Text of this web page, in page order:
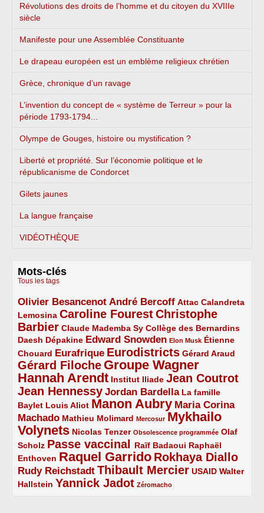
Révolutions des droits de l’homme et du citoyen du XVIIIe
siècle
Manifeste pour une Assemblée Constituante
Le drapeau européen est un emblème religieux chrétien
Grèce, chronique d’un ravage
L’invention du concept de « système de Terreur » pour la
période 1793-1794...
Olympe de Gouges, histoire ou mystification ?
Liberté et propriété. Sur l’économie politique et le
républicanisme de Condorcet
Gilets jaunes
La langue française
VIDÉOTHÈQUE
Mots-clés
Tous les tags
Olivier Besancenot
3/5 André Bercoff
3/5 Attac
2/5
Calandreta
Lemosina
2/5 Caroline Fourest
4/5
Christophe
Barbier
4/5 Claude Mademba Sy
2/5 Collège des Bernardins
2/5
Daesh
2/5 Dépakine
2/5 Edward Snowden
3/5 Elon Musk
1/5
Étienne
Chouard
2/5 Eurafrique
3/5 Eurodistricts
4/5 Gérard Araud
2/5
Gérard Filoche
4/5 Groupe Wagner
5/5
Hannah Arendt
5/5 Institut Iliade
2/5 Jean Coutrot
4/5
Jean Hennessy
4/5 Jordan Bardella
3/5
La famille
Baylet
2/5 Louis Aliot
2/5 Manon Aubry
5/5
Maria Corina
Machado
3/5 Mathieu Molimard
2/5 Mercosur
1/5
Mykhailo
Volynets
5/5 Nicolas Tenzer
2/5 Obsolescence programmée
1/5
Olaf
Scholz
2/5 Passe vaccinal
4/5 Raïf Badaoui
2/5
Raphaël
Enthoven
2/5 Raquel Garrido
5/5 Rokhaya Diallo
4/5
Rudy Reichstadt
3/5 Thibault Mercier
4/5 USAID
2/5
Walter
Hallstein
2/5 Yannick Jadot
4/5 Zéromacho
1/5